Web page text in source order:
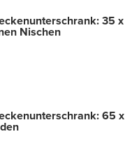
35 x
Nischen
65 x